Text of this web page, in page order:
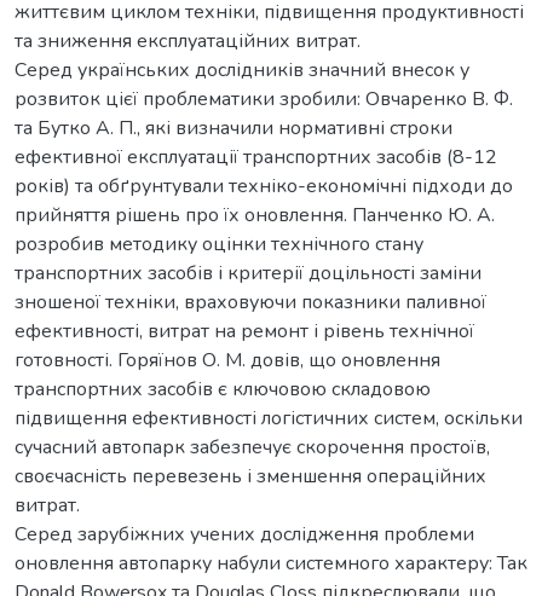
життєвим циклом техніки, підвищення продуктивності
та зниження експлуатаційних витрат.
Серед українських дослідників значний внесок у
розвиток цієї проблематики зробили: Овчаренко В. Ф.
та Бутко А. П., які визначили нормативні строки
ефективної експлуатації транспортних засобів (8-12
років) та обґрунтували техніко-економічні підходи до
прийняття рішень про їх оновлення. Панченко Ю. А.
розробив методику оцінки технічного стану
транспортних засобів і критерії доцільності заміни
зношеної техніки, враховуючи показники паливної
ефективності, витрат на ремонт і рівень технічної
готовності. Горяїнов О. М. довів, що оновлення
транспортних засобів є ключовою складовою
підвищення ефективності логістичних систем, оскільки
сучасний автопарк забезпечує скорочення простоїв,
своєчасність перевезень і зменшення операційних
витрат.
Серед зарубіжних учених дослідження проблеми
оновлення автопарку набули системного характеру: Так